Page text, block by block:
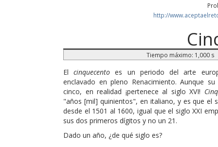
http://
Tiempo máximo: 1,000 s
Elcinquecento es un periodo del arte
enclavado en pleno Renacimiento. Aunque
cinco, en realidad ¡pertenece al siglo XVI!
"años [mil] quinientos", en italiano, y es que el
desde el 1501 al 1600, igual que el siglo XXI
sus dos primeros dígitos y no un 21.
Dado un año, ¿de qué siglo es?